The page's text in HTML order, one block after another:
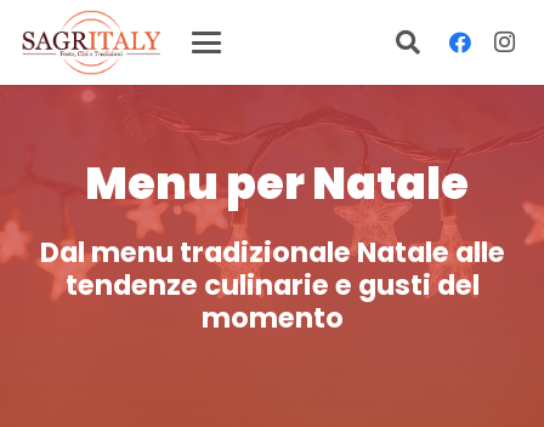
Menu per Natale
Dal menu tradizionale Natale alle
tendenze culinarie e gusti del
momento